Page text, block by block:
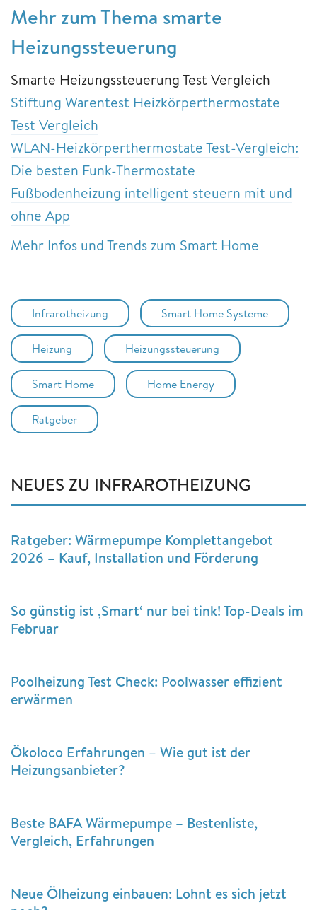
Mehr zum Thema smarte
Heizungssteuerung
Smarte Heizungssteuerung Test Vergleich
Stiftung Warentest Heizkörperthermostate
Test Vergleich
WLAN-Heizkörperthermostate Test-Vergleich:
Die besten Funk-Thermostate
Fußbodenheizung intelligent steuern mit und
ohne App
Mehr Infos und Trends zum Smart Home
Infrarotheizung Smart Home Systeme
Heizung Heizungssteuerung
Smart Home Home Energy
Ratgeber
NEUES ZU INFRAROTHEIZUNG
Ratgeber: Wärmepumpe Komplettangebot
2026 – Kauf, Installation und Förderung
So günstig ist ‚Smart‘ nur bei tink! Top-Deals im
Februar
Poolheizung Test Check: Poolwasser effizient
erwärmen
Ökoloco Erfahrungen – Wie gut ist der
Heizungsanbieter?
Beste BAFA Wärmepumpe – Bestenliste,
Vergleich, Erfahrungen
Neue Ölheizung einbauen: Lohnt es sich jetzt